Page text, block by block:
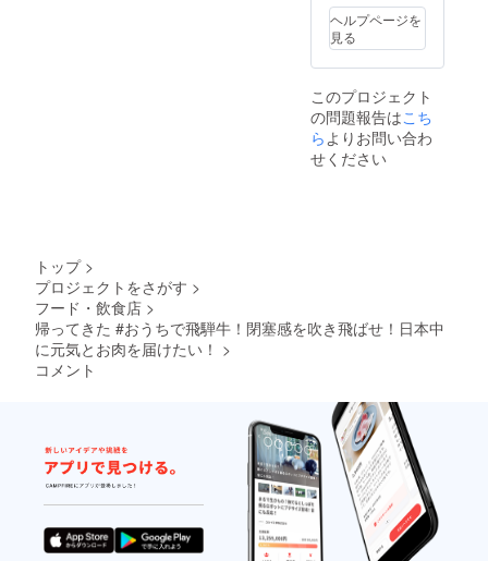
につい
真空
パック
でお届
けしま
す。 ・
到着し
ました
けしま
けする
場合が
ござい
ます。
凍」が
ご希望
の場合
は備考
くださ
次お届
けしま
す。 ・
お肉の
重なっ
た部分
が黒く
変色し
ている
場合が
載くだ
さい。
・到着
しまし
早目に
お召し
上がり
くださ
い。 ・
が黒く
ござい
ます
が、品
質に問
題はご
ざいま
せん。
催の近
畿東海
北陸連
合肉牛
、又は
12月開
催の岐
阜県下
農協肉
ぼ市場
に出回
常にプ
レミア
ムな受
賞牛を
年末の
ひと時
に是非
お楽し
みくだ
ヘルプページを
見る
このプロジェクト
の問題報告はこち
ら よりお問い合わ
せください
トップ >
プロジェクトをさがす >
フード・飲食店 >
帰ってきた #おうちで飛騨牛！閉塞感を吹き飛ばせ！日本中
に元気とお肉を届けたい！ >
コメント